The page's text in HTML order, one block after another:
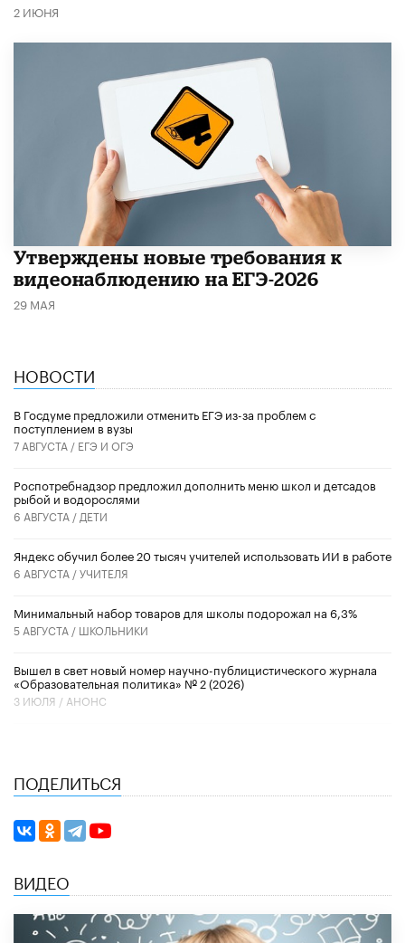
2 ИЮНЯ
Утверждены новые требования к
видеонаблюдению на ЕГЭ-2026
29 МАЯ
НОВОСТИ
В Госдуме предложили отменить ЕГЭ из-за проблем с
поступлением в вузы
7 АВГУСТА / ЕГЭ И ОГЭ
Роспотребнадзор предложил дополнить меню школ и детсадов
рыбой и водорослями
6 АВГУСТА / ДЕТИ
​Яндекс обучил более 20 тысяч учителей использовать ИИ в работе
6 АВГУСТА /УЧИТЕЛЯ
Минимальный набор товаров для школы подорожал на 6,3%
5 АВГУСТА / ШКОЛЬНИКИ
Вышел в свет новый номер научно-публицистического журнала
«Образовательная политика» № 2 (2026)
3 ИЮЛЯ / АНОНС
ПОДЕЛИТЬСЯ
ВИДЕО